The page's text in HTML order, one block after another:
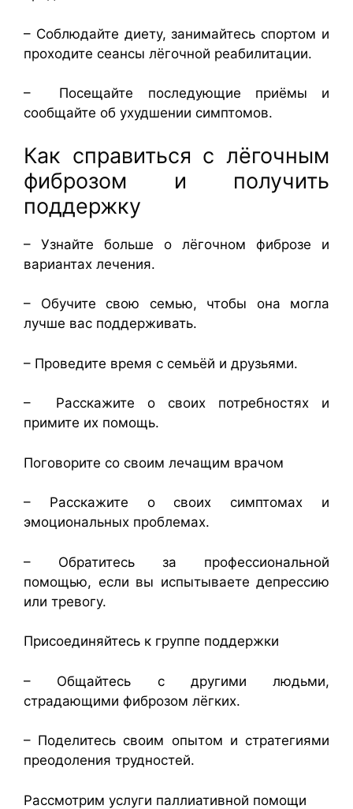
– Соблюдайте диету, занимайтесь спортом и
проходите сеансы лёгочной реабилитации.
– Посещайте последующие приёмы и
сообщайте об ухудшении симптомов.
Как справиться с лёгочным
фиброзом и получить
поддержку
– Узнайте больше о лёгочном фиброзе и
вариантах лечения.
– Обучите свою семью, чтобы она могла
лучше вас поддерживать.
– Проведите время с семьёй и друзьями.
– Расскажите о своих потребностях и
примите их помощь.
Поговорите со своим лечащим врачом
– Расскажите о своих симптомах и
эмоциональных проблемах.
– Обратитесь за профессиональной
помощью, если вы испытываете депрессию
или тревогу.
Присоединяйтесь к группе поддержки
– Общайтесь с другими людьми,
страдающими фиброзом лёгких.
– Поделитесь своим опытом и стратегиями
преодоления трудностей.
Рассмотрим услуги паллиативной помощи